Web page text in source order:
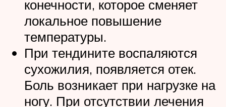
конечности, которое сменяет
локальное повышение
температуры.
При тендините воспаляются
сухожилия, появляется отек.
Боль возникает при нагрузке на
ногу. При отсутствии лечения